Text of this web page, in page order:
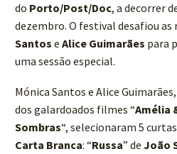
do Porto/Post/Doc, a decorrer
dezembro. O festival desafiou as
Santos e Alice Guimarães para
uma sessão especial.
Mónica Santos e Alice
dos galardoados filmes “Amélia
Sombras“, selecionaram 5
Carta Branca: “Russa” de João